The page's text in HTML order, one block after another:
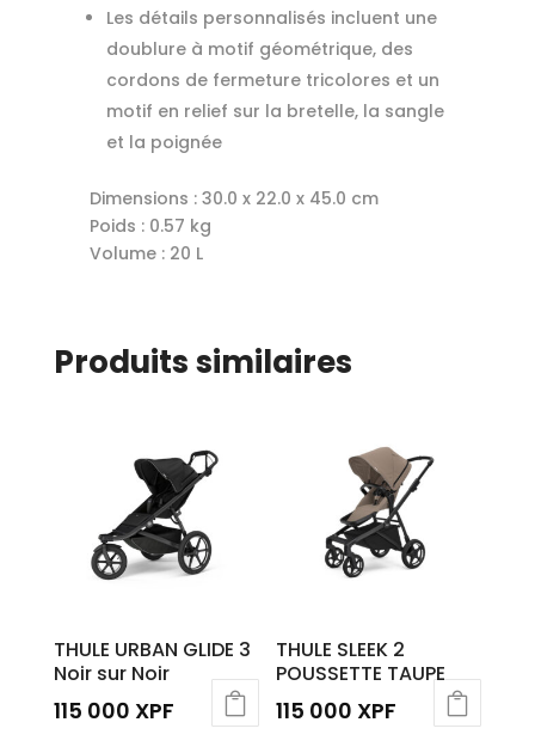
Les détails personnalisés incluent une
doublure à motif géométrique, des
cordons de fermeture tricolores et un
motif en relief sur la bretelle, la sangle
et la poignée
Dimensions : 30.0 x 22.0 x 45.0 cm
Poids : 0.57 kg
Volume : 20 L
Produits similaires
THULE URBAN GLIDE 3
Noir sur Noir
115 000 XPF
THULE SLEEK 2
POUSSETTE TAUPE
115 000 XPF